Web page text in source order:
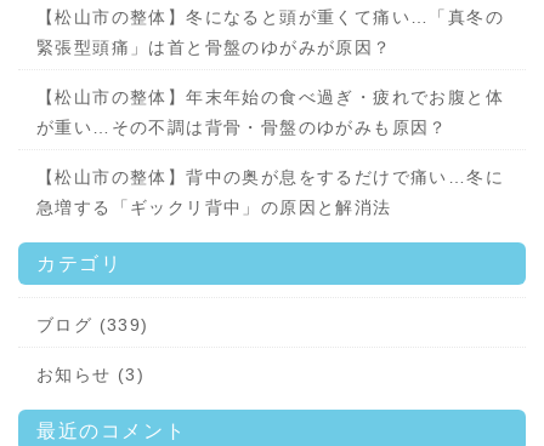
【松山市の整体】冬になると頭が重くて痛い…「真冬の
緊張型頭痛」は首と骨盤のゆがみが原因？
【松山市の整体】年末年始の食べ過ぎ・疲れでお腹と体
が重い…その不調は背骨・骨盤のゆがみも原因？
【松山市の整体】背中の奥が息をするだけで痛い…冬に
急増する「ギックリ背中」の原因と解消法
カテゴリ
ブログ (339)
お知らせ (3)
最近のコメント